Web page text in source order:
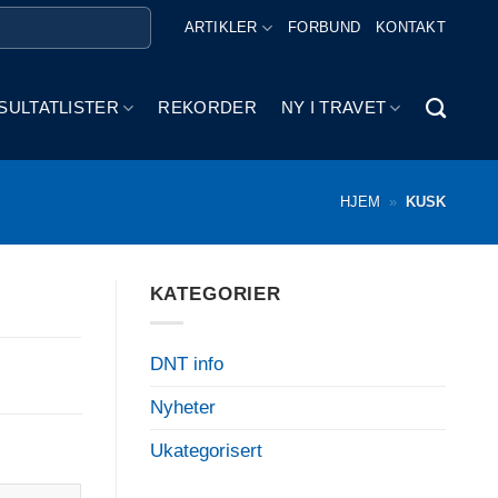
ARTIKLER FORBUND KONTAKT
REKORDER NY I TRAVET
HJEM » KUSK
KATEGORIER
DNT info
Nyheter
Ukategorisert